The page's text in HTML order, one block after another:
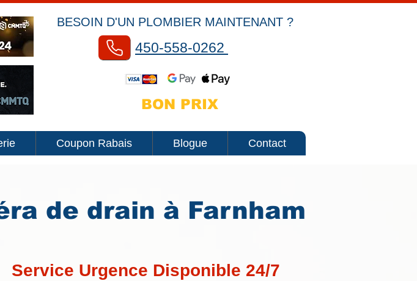
BESOIN D'UN PLOMBIER MAINTENANT ?
450-558-0262
BON PRIX
Coupon Rabais Blogue Contact
de drain à Farnham
Service Urgence Disponible 24/7